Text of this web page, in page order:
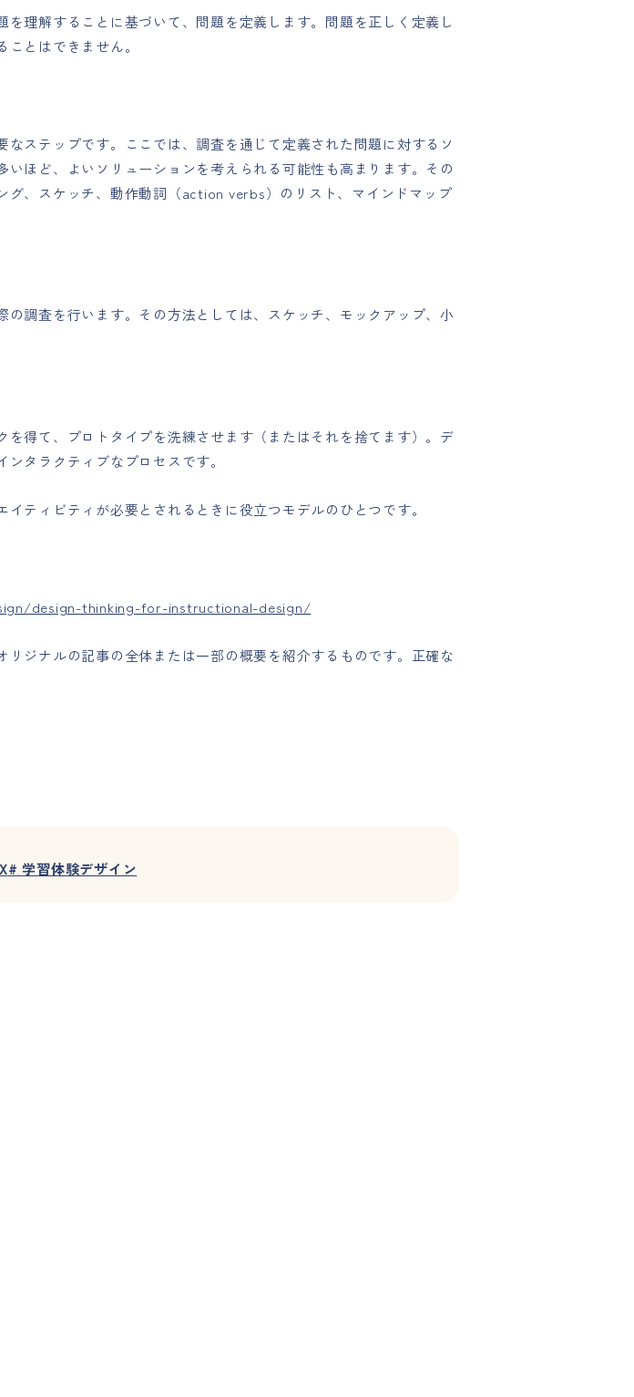
理解することに基づいて、問題を定義します。問題を正しく定義し
とはできません。
ステップです。ここでは、調査を通じて定義された問題に対するソ
いほど、よいソリューションを考えられる可能性も高まります。その
グ、スケッチ、動作動詞（action verbs）のリスト、マインドマップ
調査を行います。その方法としては、スケッチ、モックアップ、小
得て、プロトタイプを洗練させます（またはそれを捨てます）。デ
タラクティブなプロセスです。
ティビティが必要とされるときに役立つモデルのひとつです。
design-thinking-for-instructional-design/
ジナルの記事の全体または一部の概要を紹介するものです。正確な
#学習体験デザイン